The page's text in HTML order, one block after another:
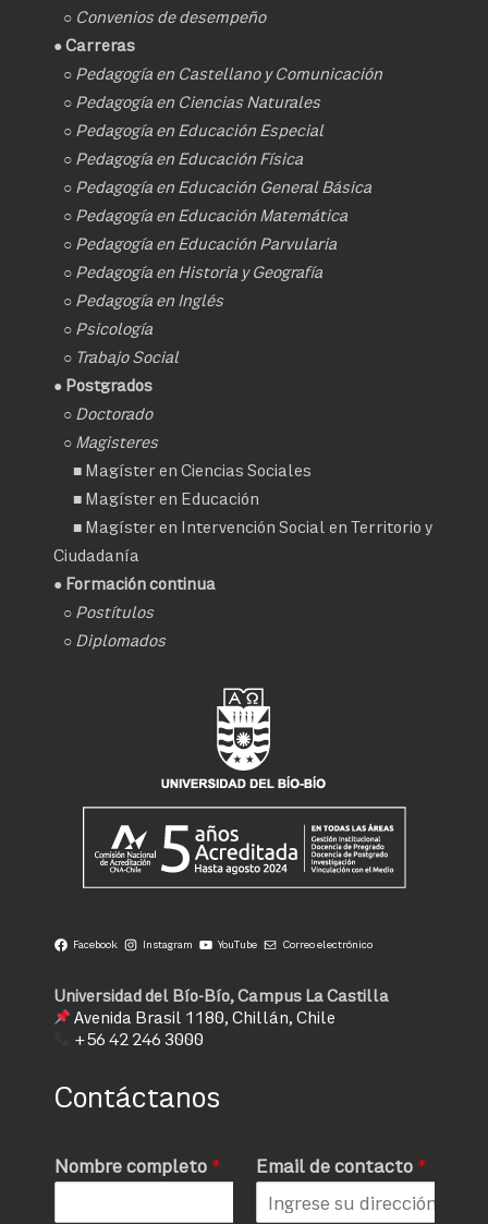
○ Convenios de desempeño
● Carreras
○ Pedagogía en Castellano y Comunicación
○ Pedagogía en Ciencias Naturales
○ Pedagogía en Educación Especial
○ Pedagogía en Educación Física
○ Pedagogía en Educación General Básica
○ Pedagogía en Educación Matemática
○ Pedagogía en Educación Parvularia
○ Pedagogía en Historia y Geografía
○ Pedagogía en Inglés
○ Psicología
○ Trabajo Social
● Postgrados
○ Doctorado
○ Magisteres
■ Magíster en Ciencias Sociales
■ Magíster en Educación
■ Magíster en Intervención Social en Territorio y
Ciudadanía
● Formación continua
○ Postítulos
○ Diplomados
Facebook Instagram YouTube Correo electrónico
Universidad del Bío-Bío, Campus La Castilla
Avenida Brasil 1180, Chillán, Chile
+56 42 246 3000
Contáctanos
Nombre completo * Email de contacto *